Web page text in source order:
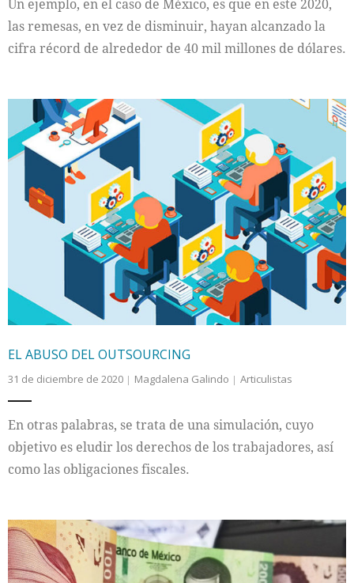
Un ejemplo, en el caso de México, es que en este 2020,
las remesas, en vez de disminuir, hayan alcanzado la
cifra récord de alrededor de 40 mil millones de dólares.
EL ABUSO DEL OUTSOURCING
31 de diciembre de 2020 Magdalena Galindo Articulistas
En otras palabras, se trata de una simulación, cuyo
objetivo es eludir los derechos de los trabajadores, así
como las obligaciones fiscales.